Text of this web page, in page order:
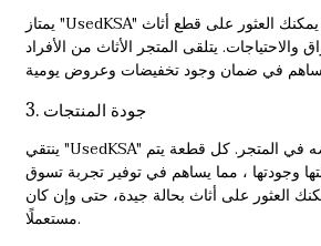
يمتاز "UsedKSA" بتنوع منتجاته، حيث يمكنك العثور على قطع أثاث
والاحتياجات. يتلقى المتجر الأثاث من الأفراد
3. جودة المنتجات
ينتقي "UsedKSA" بعناية الأثاث الذي يعرضه في المتجر. كل قطعة يتم
وجودتها ، مما يساهم في توفير تجربة تسوق
العثور على أثاث بحالة جيدة، حتى وإن كان
مستعملًا.